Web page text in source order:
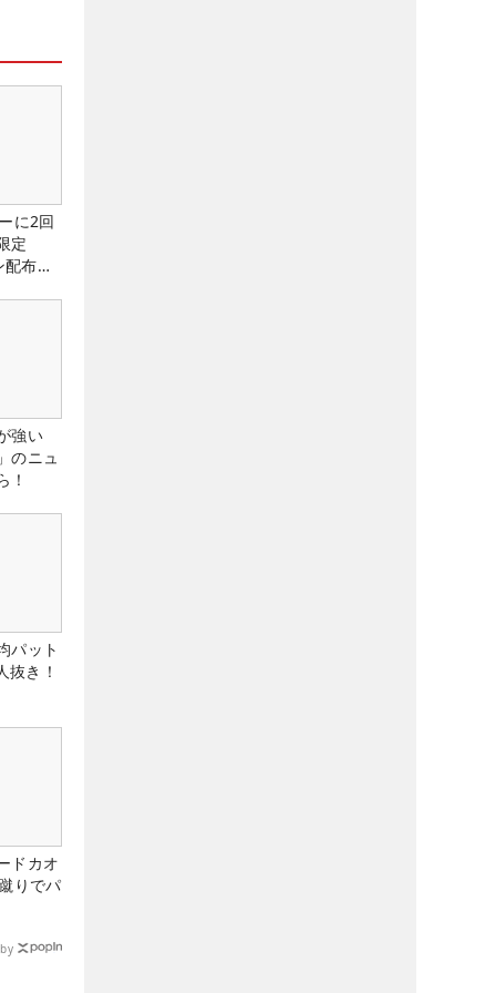
に2回
定
配布
強い
のニュ
！
パット
抜き！
ドカオ
りでパ